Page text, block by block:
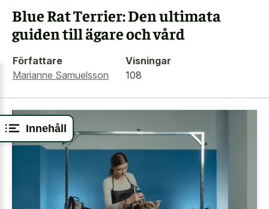
Innehåll
Blue Rat Terrier: Den ultimata
guiden till ägare och vård
Författare
Marianne Samuelsson
Visningar
108